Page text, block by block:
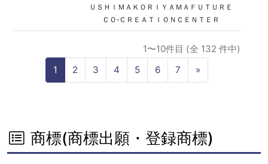
ＵＳＨＩＭＡＫＯＲＩＹＡＭＡＦＵＴＵＲＥ
ＣＯ‐ＣＲＥＡＴＩＯＮＣＥＮＴＥＲ
1〜10件目 (全 132 件中)
1
2 3 4 5 6 7 »
e
商標(商標出願・登録商標)